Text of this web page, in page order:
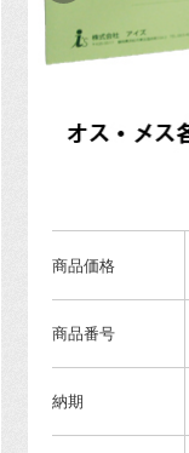
商品価格
商品番号
納期